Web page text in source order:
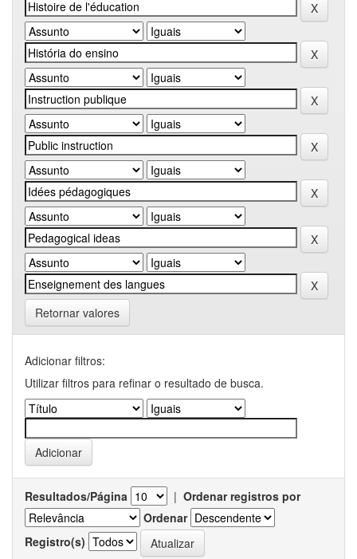
Retornar valores
Adicionar filtros:
Utilizar filtros para refinar o resultado de busca.
Resultados/Página | Ordenar registros por
Ordenar
Registro(s)